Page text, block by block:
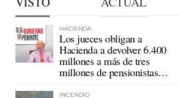
HACIENDA
Los jueces obligan a
Hacienda a devolver 6.400
millones a más de tres
millones de pensionistas
INCENDIO